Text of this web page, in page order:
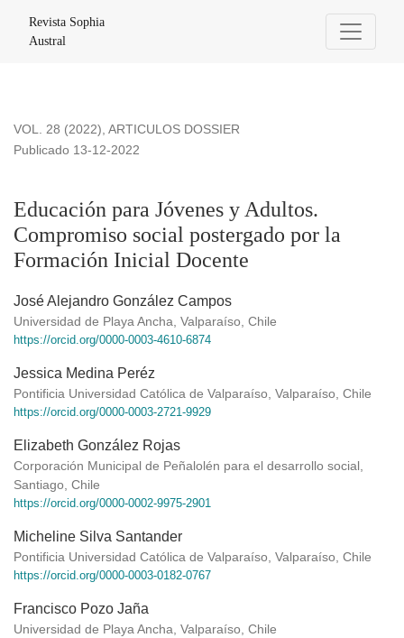
Revista Sophia
Austral
VOL. 28 (2022), ARTICULOS DOSSIER
Educación para Jóvenes y Adultos.
Compromiso social postergado por la
Formación Inicial Docente
Publicado 13-12-2022
José Alejandro González Campos
Universidad de Playa Ancha, Valparaíso, Chile
https://orcid.org/0000-0003-4610-6874
Jessica Medina Peréz
Pontificia Universidad Católica de Valparaíso, Valparaíso, Chile
https://orcid.org/0000-0003-2721-9929
Elizabeth González Rojas
Corporación Municipal de Peñalolén para el desarrollo social,
Santiago, Chile
https://orcid.org/0000-0002-9975-2901
Micheline Silva Santander
Pontificia Universidad Católica de Valparaíso, Valparaíso, Chile
https://orcid.org/0000-0003-0182-0767
Francisco Pozo Jaña
Universidad de Playa Ancha, Valparaíso, Chile